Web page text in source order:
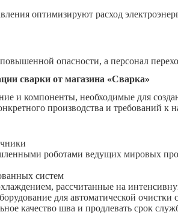
оптимизируют расход
опасности, а персонал
сварки от магазина «Сварка»
и компоненты, необходимые для
производства и требований к
роботами ведущих мировых
систем
рассчитанные на
для автоматической очистки
качество шва и продлевать срок